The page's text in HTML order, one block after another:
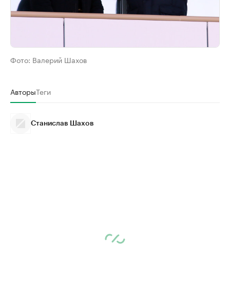
Фото: Валерий Шахов
АвторыТеги
Станислав Шахов